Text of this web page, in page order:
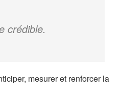
crédible.
mesurer et renforcer la